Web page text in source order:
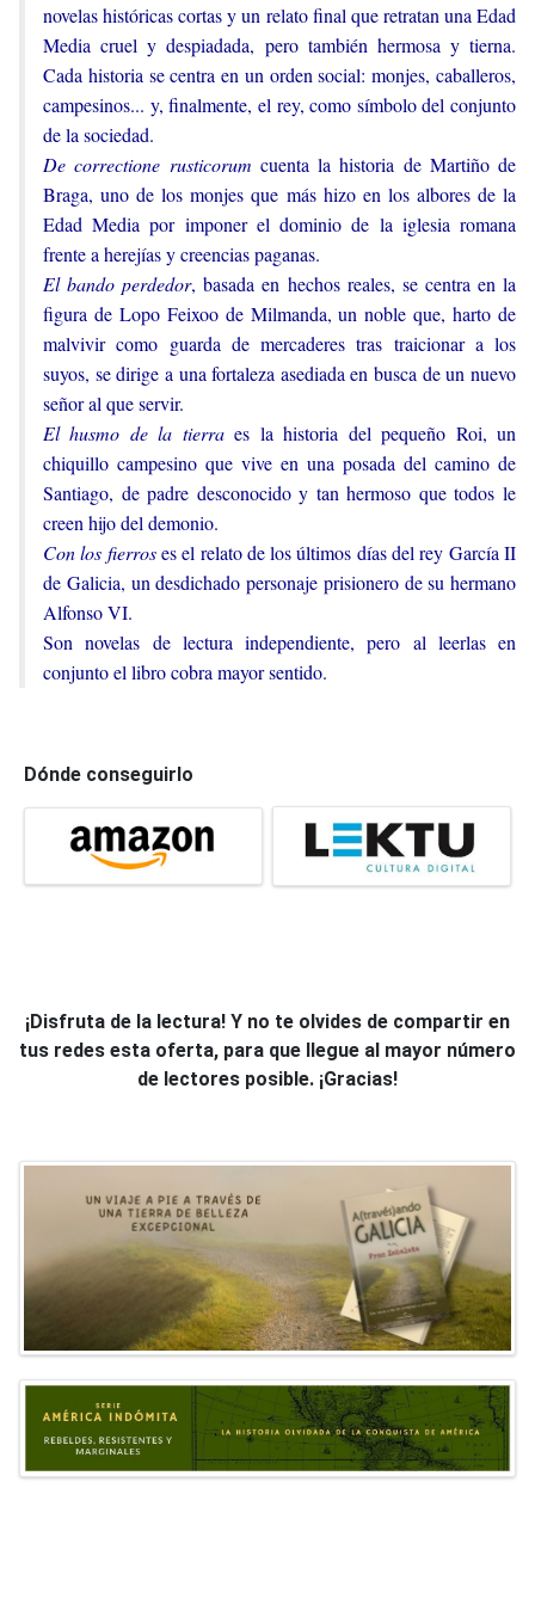
novelas históricas cortas y un relato final que retratan una Edad
Media cruel y despiadada, pero también hermosa y tierna.
Cada historia se centra en un orden social: monjes, caballeros,
campesinos... y, finalmente, el rey, como símbolo del conjunto
de la sociedad.
De correctione rusticorum cuenta la historia de Martiño de
Braga, uno de los monjes que más hizo en los albores de la
Edad Media por imponer el dominio de la iglesia romana
frente a herejías y creencias paganas.
El bando perdedor, basada en hechos reales, se centra en la
figura de Lopo Feixoo de Milmanda, un noble que, harto de
malvivir como guarda de mercaderes tras traicionar a los
suyos, se dirige a una fortaleza asediada en busca de un nuevo
señor al que servir.
El husmo de la tierraes la historia del pequeño Roi, un
chiquillo campesino que vive en una posada del camino de
Santiago, de padre desconocido y tan hermoso que todos le
creen hijo del demonio.
Con los fierroses el relato de los últimos días del rey García II
de Galicia, un desdichado personaje prisionero de su hermano
Alfonso VI.
Son novelas de lectura independiente, pero al leerlas en
conjunto el libro cobra mayor sentido.
Dónde conseguirlo
¡Disfruta de la lectura! Y no te olvides de compartir en
tus redes esta oferta, para que llegue al mayor número
de lectores posible. ¡Gracias!